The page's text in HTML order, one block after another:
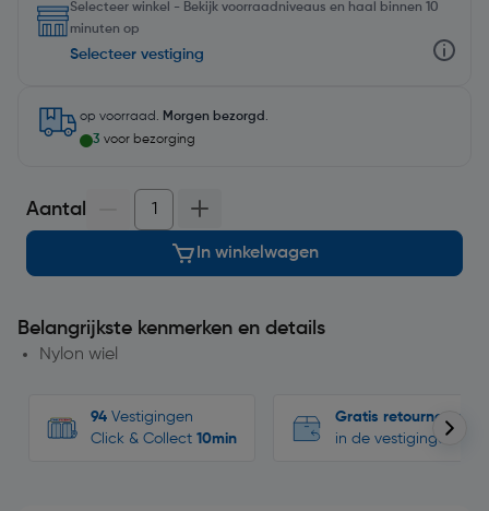
Selecteer winkel - Bekijk voorraadniveaus en haal binnen 10
minuten op
Selecteer vestiging
op voorraad. Morgen bezorgd .
3 voor bezorging
Aantal
In winkelwagen
Belangrijkste kenmerken en details
Nylon wiel
94 Vestigingen
Click & Collect 10min
Gratis retourneren
in de vestigingen